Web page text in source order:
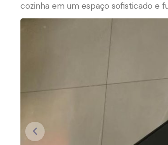
cozinha em um espaço sofisticado e